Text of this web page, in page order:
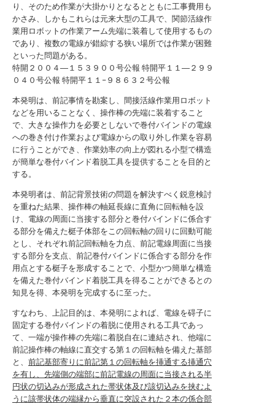
り、そのため作業が大掛かりとなるとともに工事費用も
かさみ、しかもこれらは元来大型の工具で、関節活線作
業用ロボットの作業アーム先端に装着して使用するもの
であり、複数の電線が錯綜する狭い場所では作業が困難
といった問題がある。
特開２００４―１５３９００号公報 特開平１１―２９９
０４０号公報 特開平１１−９８６３２号公報
本発明は、前記事情を勘案し、間接活線作業用ロボット
などを用いることなく、操作棒の先端に装着すること
で、大きな操作力を必要としないで巻付バインドの電線
への巻き付け作業および電線からの取り外し作業を容易
に行うことができ、作業効率の向上が図れる小型で構造
が簡単な巻付バインド着脱工具を提供することを目的と
する。
本発明者は、前記背景技術の問題を解決すべく鋭意検討
を重ねた結果、操作棒の軸延長線に直角に回転軸を設
け、電線の周面に当接する部分と巻付バインドに係合す
る部分を備えた梃子体部をこの回転軸の回りに回動可能
とし、それぞれ前記回転軸を力点、前記電線周面に当接
する部分を支点、前記巻付バインドに係合する部分を作
用点とする梃子を形成することで、小型かつ簡単な構造
を備えた巻付バインド着脱工具を得ることができるとの
知見を得、本発明を完成するに至った。
すなわち、上記目的は、本発明によれば、電線を碍子に
固定する巻付バインドの着脱に使用される工具であっ
て、一端が操作棒の先端に着脱自在に連結され、他端に
前記操作棒の軸線に直交する第１の回転軸を備えた基部
と、 前記基部寄りに前記第１の回転軸を挿通する挿通穴
を有し、先端側の端部に前記電線の周面に当接される半
円状の切込みが形成された帯状体及び該切込みを挟むよ
うに該帯状体の端縁から垂直に突設された２本の係合部